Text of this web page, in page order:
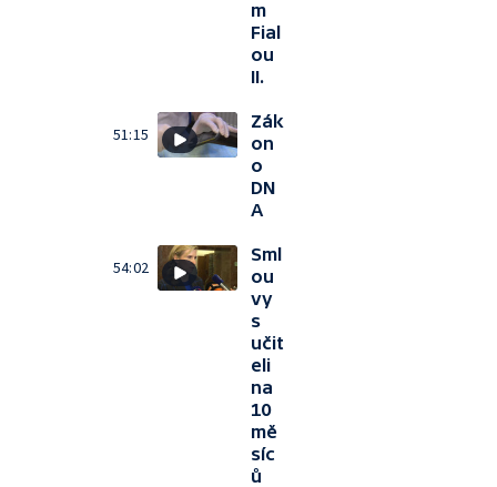
m
Fial
ou
II.
51:15
Zák
on
o
DN
A
54:02
Sml
ou
vy
s
učit
eli
na
10
mě
síc
ů